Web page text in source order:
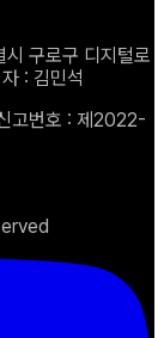
구로구 디지털로
: 김민석
고번호 : 제2022-